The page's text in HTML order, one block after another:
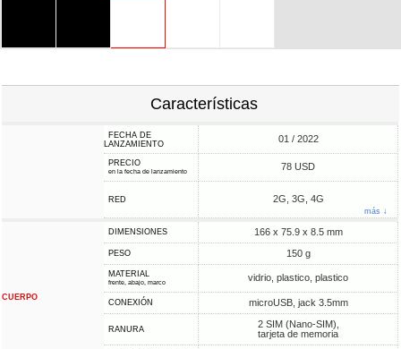
Características
FECHA DE
LANZAMIENTO
01 / 2022
PRECIO
en la fecha de lanzamiento 78 USD
RED 2G, 3G, 4G
más ↓
CUERPO
DIMENSIONES 166 x 75.9 x 8.5 mm
PESO 150 g
MATERIAL
frente, abajo, marco vidrio, plastico, plastico
CONEXIÓN microUSB, jack 3.5mm
RANURA
2 SIM (Nano-SIM),
tarjeta de memoria